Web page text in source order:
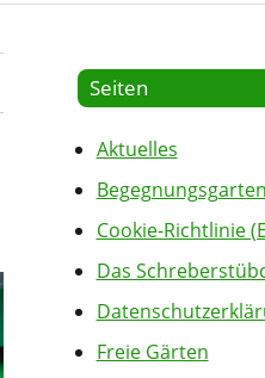
Seiten
Aktuelles
Begegnungsgarten
Cookie-Richtlinie
Das
Freie Gärten